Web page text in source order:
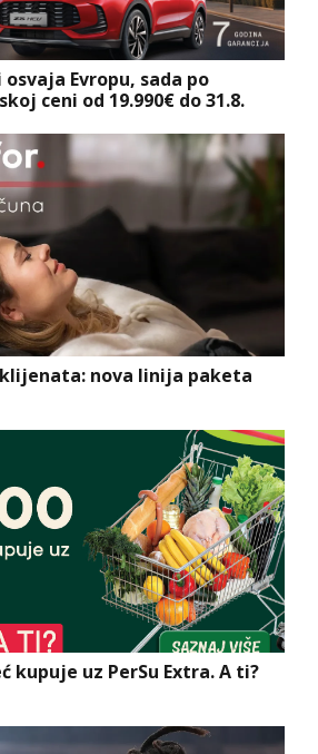
Evropu, sada po
ceni od 19.990€ do 31.8.
nova linija paketa
kupuje uz PerSu Extra. A ti?